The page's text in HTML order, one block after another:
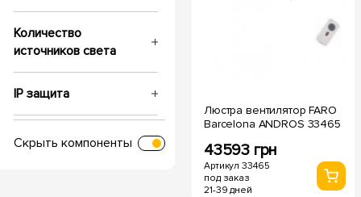
Количество
источников света
IP защита
Напряжение, V
Скрыть компоненты
Люстра вентилятор FARO
Barcelona ANDROS 33465
43593 грн
Артикул 33465
под заказ
21-39 дней